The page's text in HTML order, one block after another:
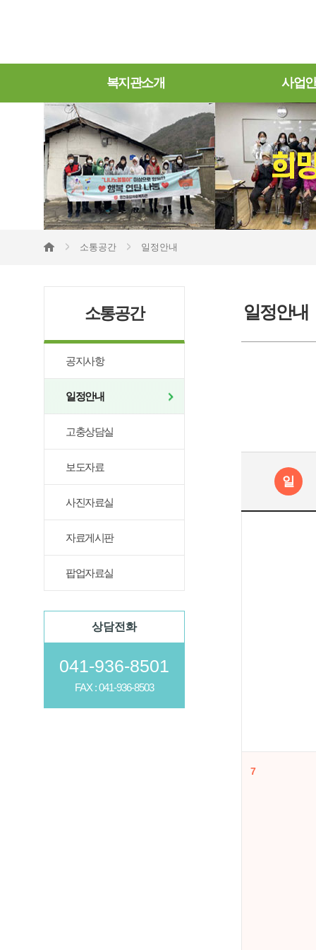
복지관소개 사업
소통공간 일정안내
소통공간
공지사항
일정안내
고충상담실
보도자료
사진자료실
자료게시판
팝업자료실
상담전화
041-936-8501
FAX : 041-936-8503
일정안내
일
7